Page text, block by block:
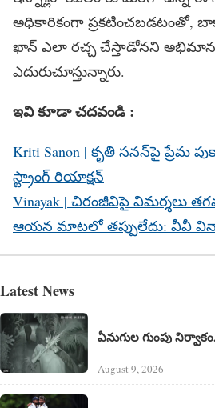
అధికారికంగా ప్రకటించబడటంతో,
ఖాన్ ఎలా రచ్చ చేస్తాడోనని
ఎదురుచూస్తున్నారు.
ఇవి కూడా చదవండి :
Kriti Sanon | కృతి సనన్‌పై ప్రేమ
స్ట్రాంగ్ రియాక్షన్
Vinayak | చిరంజీవిపై విమర్శలు
ఆయన మాటలో తప్పులేదు: వీవీ
Latest News
ఏనుగుల గుంపు
August 9, 2026